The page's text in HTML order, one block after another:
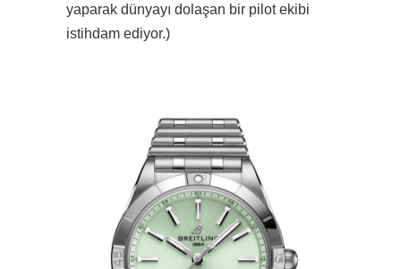
yaparak dünyayı dolaşan bir pilot ekibi
istihdam ediyor.)